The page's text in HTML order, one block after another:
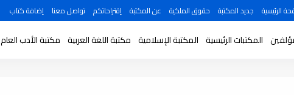
الرئيسية جديد المكتبة حقوق الملكية عن المكتبة إقتراحاتكم تواصل معنا إضافة كتاب
المكتبات الرئيسية المكتبة الإسلامية مكتبة اللغة العربية مكتبة الأدب العام